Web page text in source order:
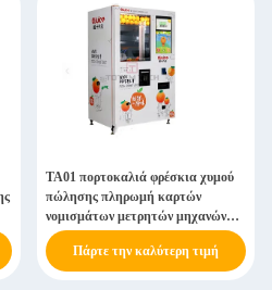
TA01 πορτοκαλιά φρέσκια χυμού
πώλησης πληρωμή καρτών
νομισμάτων μετρητών μηχανών
αυτόματη
Πάρτε την καλύτερη τιμή